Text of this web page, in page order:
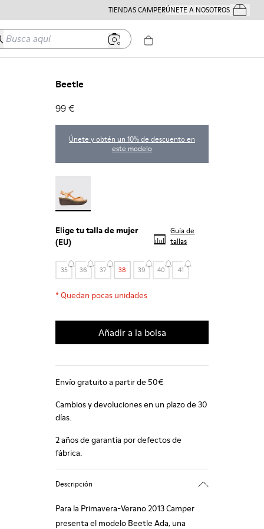
TIENDAS CAMPERÚNETE A NOSOTROSTus
aquí
Beetle
99 €
Únete y obtén un 10% de descuento en
este modelo
Elige tutalla de mujer
(EU)
Guía de
tallas
35 36 37 38 39 40 41
*Quedan pocas unidades
Añadir a la bolsa
Envío gratuito a partir de 50€
Cambios y devoluciones en un plazo de 30
días.
2 años de garantía por defectos de
fábrica.
Descripción
Para la Primavera-Verano 2013 Camper
presenta el modelo Beetle Ada, una